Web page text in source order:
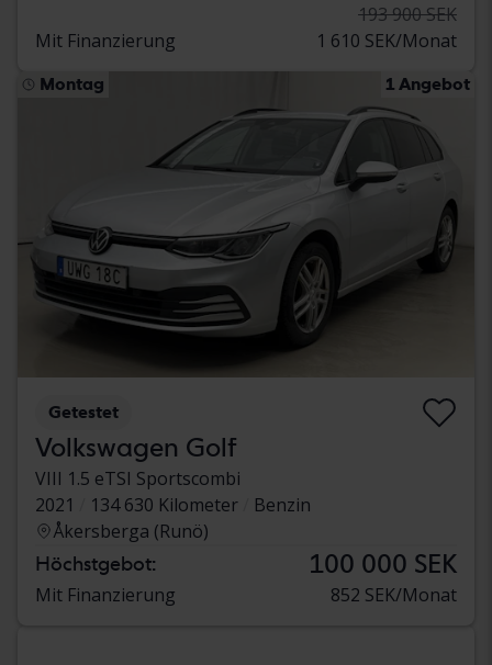
193 900 SEK
Mit Finanzierung
1 610 SEK/Monat
Montag 1 Angebot
Getestet
Volkswagen Golf
VIII 1.5 eTSI Sportscombi
2021
134 630 Kilometer
Benzin
Åkersberga (Runö)
Höchstgebot: 100 000 SEK
Mit Finanzierung 852 SEK/Monat